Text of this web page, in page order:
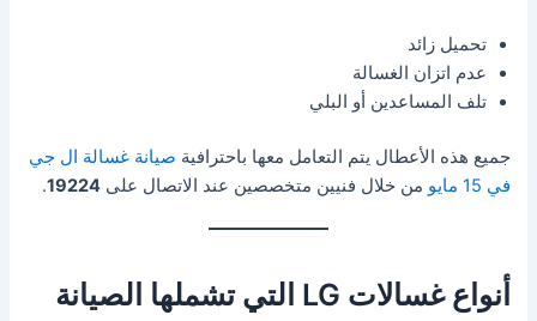
تحميل زائد
عدم اتزان الغسالة
تلف المساعدين أو البلي
جميع هذه الأعطال يتم التعامل معها باحترافية صيانة غسالة ال جي
في 15 مايو
من خلال فنيين متخصصين عند الاتصال على19224
.
أنواع غسالات LG التي تشملها الصيانة